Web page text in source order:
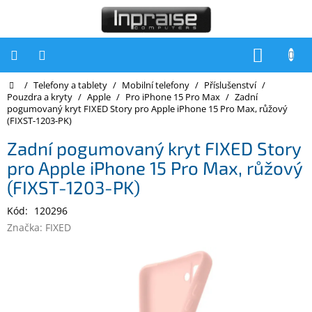
Počítače
Počítače
Inpraise
Notebooky
Tiskárny
Monitory
Akce
Domů
/ Telefony a tablety / Mobilní telefony / Příslušenství /
Pouzdra a kryty / Apple / Pro iPhone 15 Pro Max / Zadní
pogumovaný kryt FIXED Story pro Apple iPhone 15 Pro Max, růžový
(FIXST-1203-PK)
Zadní pogumovaný kryt FIXED Story
pro Apple iPhone 15 Pro Max, růžový
(FIXST-1203-PK)
Kód: 120296
Značka: FIXED